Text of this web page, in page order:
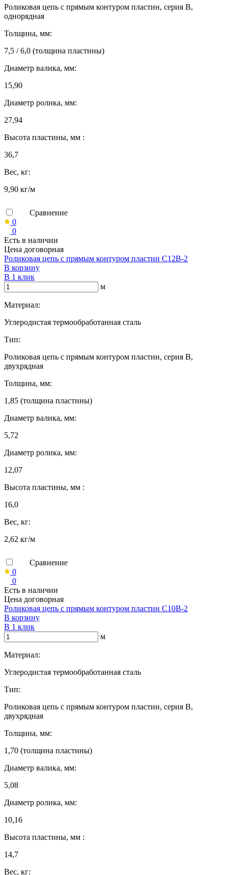
Роликовая цепь с прямым контуром пластин, серия B,
однорядная
Толщина, мм:
7,5 / 6,0 (толщина пластины)
Диаметр валика, мм:
15,90
Диаметр ролика, мм:
27,94
Высота пластины, мм :
36,7
Вес, кг:
9,90 кг/м
Сравнение
0
0
Есть в наличии
Цена договорная
Роликовая цепь с прямым контуром пластин C12B-2
В корзину
В 1 клик
м
Материал:
Углеродистая термообработанная сталь
Тип:
Роликовая цепь с прямым контуром пластин, серия B,
двухрядная
Толщина, мм:
1,85 (толщина пластины)
Диаметр валика, мм:
5,72
Диаметр ролика, мм:
12,07
Высота пластины, мм :
16,0
Вес, кг:
2,62 кг/м
Сравнение
0
0
Есть в наличии
Цена договорная
Роликовая цепь с прямым контуром пластин C10B-2
В корзину
В 1 клик
м
Материал:
Углеродистая термообработанная сталь
Тип:
Роликовая цепь с прямым контуром пластин, серия B,
двухрядная
Толщина, мм:
1,70 (толщина пластины)
Диаметр валика, мм:
5,08
Диаметр ролика, мм:
10,16
Высота пластины, мм :
14,7
Вес, кг: